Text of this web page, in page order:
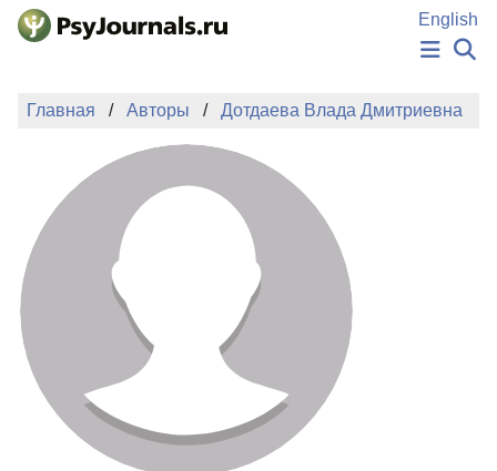
Перейти к основному содержанию
English
НОВОСТИ
АВТОРЫ
ПОДАТЬ РУКОПИСЬ
БАЗА ЗНАНИЙ
КЛЮЧЕВЫЕ СЛОВА
Регистрация
Главная Авторы Дотдаева Влада Дмитриевна